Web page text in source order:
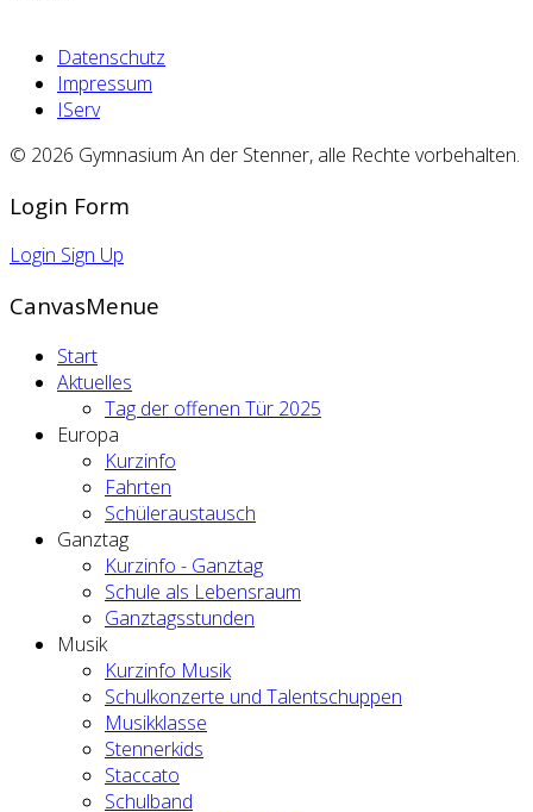
Datenschutz
Impressum
IServ
© 2026 Gymnasium An der Stenner, alle Rechte vorbehalten.
Login Form
Login Sign Up
CanvasMenue
Start
Aktuelles
Tag der offenen Tür 2025
Europa
Kurzinfo
Fahrten
Schüleraustausch
Ganztag
Kurzinfo - Ganztag
Schule als Lebensraum
Ganztagsstunden
Musik
Kurzinfo Musik
Schulkonzerte und Talentschuppen
Musikklasse
Stennerkids
Staccato
Schulband